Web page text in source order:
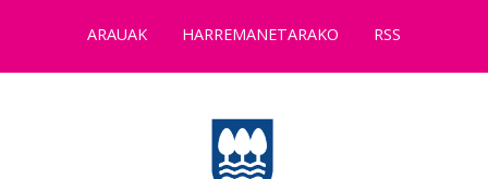
ARAUAK
HARREMANETARAKO RSS